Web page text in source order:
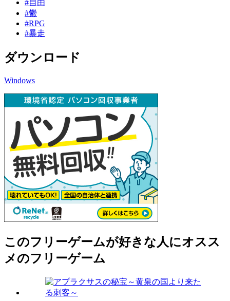
#自由
#鬱
#RPG
#暴走
ダウンロード
Windows
このフリーゲームが好きな人にオスス
メのフリーゲーム